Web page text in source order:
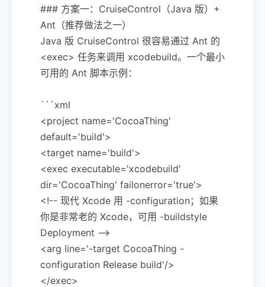
### 方案一：CruiseControl（Java 版）+
Ant（推荐做法之一）
Java 版 CruiseControl 很容易通过 Ant 的
<exec> 任务来调用 xcodebuild。一个最小
可用的 Ant 脚本示例：
```xml
<project name='CocoaThing'
default='build'>
<target name='build'>
<exec executable='xcodebuild'
dir='CocoaThing' failonerror='true'>
<!-- 现代 Xcode 用 -configuration；如果
你是非常老的 Xcode，可用 -buildstyle
Deployment -->
<arg line='-target CocoaThing -
configuration Release build'/>
</exec>